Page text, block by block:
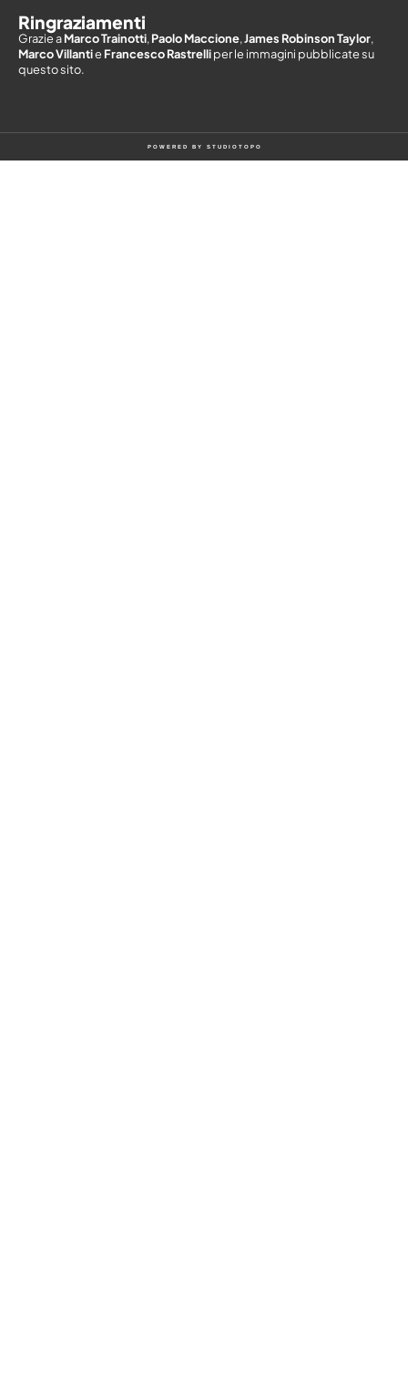
Ringraziamenti
Grazie aMarco Trainotti,Paolo Maccione,James Robinson Taylor,
Marco VillantieFrancesco Rastrelliper le immagini pubblicate su
questo sito.
POWERED BY STUDIOTOPO